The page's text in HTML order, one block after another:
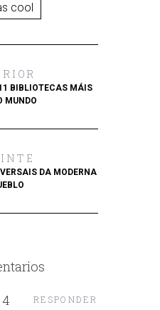
cool
BIBLIOTECAS MÁIS
MUNDO
DA MODERNA
RESPONDER